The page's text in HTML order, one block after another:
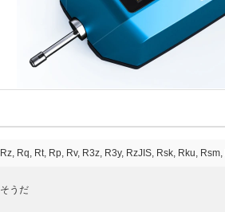
Rz, Rq, Rt, Rp, Rv, R3z, R3y, RzJIS, Rsk, Rku, Rsm,
そうだ